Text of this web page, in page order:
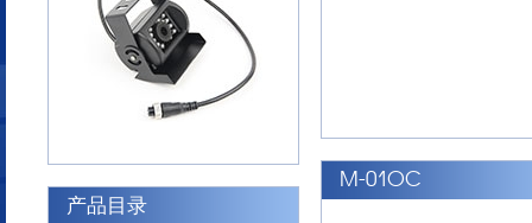
产品目录
M-01OC